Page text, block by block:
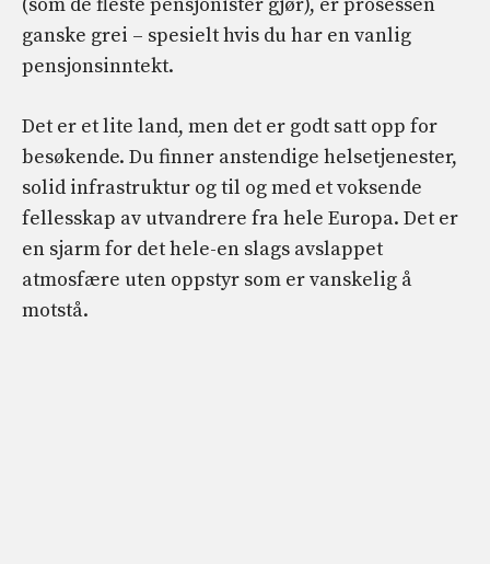
(som de fleste pensjonister gjør), er prosessen
ganske grei – spesielt hvis du har en vanlig
pensjonsinntekt.
Det er et lite land, men det er godt satt opp for
besøkende. Du finner anstendige helsetjenester,
solid infrastruktur og til og med et voksende
fellesskap av utvandrere fra hele Europa. Det er
en sjarm for det hele-en slags avslappet
atmosfære uten oppstyr som er vanskelig å
motstå.